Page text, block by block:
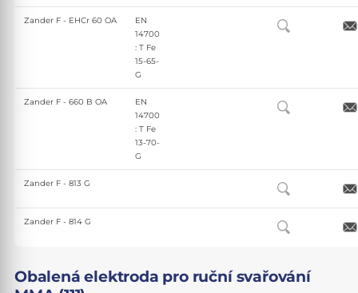
Zander F - EHCr 60 OA
EN
14700
: T Fe
15-65-
G
Zander F - 660 B OA
EN
14700
: T Fe
13-70-
G
Zander F - 813 G
Zander F - 814 G
Obalená elektroda pro ruční svařování